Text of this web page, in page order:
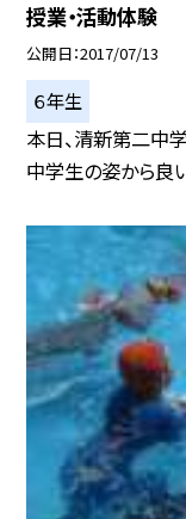
授業・活動体験
公開日 2017/07/13
６年生
本日、清新第二中
中学生の姿から良